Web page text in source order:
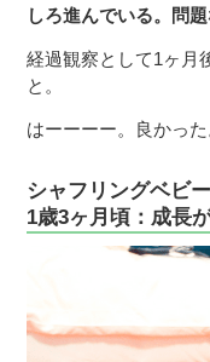
しろ進んでいる。問題
経過観察として1ヶ月
と。
はーーーー。良かった
シャフリングベビ
1歳3ヶ月頃：成長